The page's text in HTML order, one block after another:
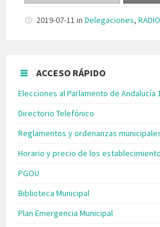
2019-07-11 in Delegaciones,
ACCESO RÁPIDO
Elecciones al Parlamento de Andalucía
Directorio Telefónico
Reglamentos y ordenanzas
Horario y precio de los
PGOU
Biblioteca Municipal
Plan Emergencia Municipal